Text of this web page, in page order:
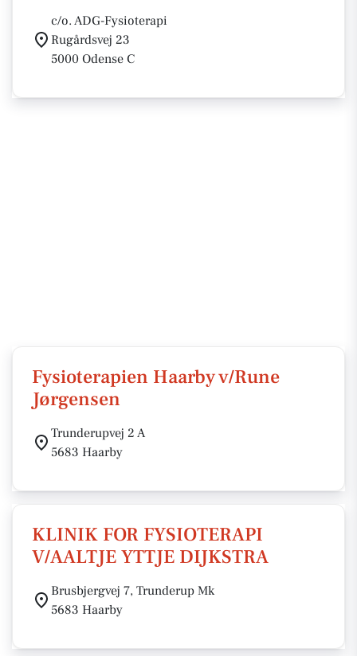
c/o. ADG-Fysioterapi
Rugårdsvej 23
5000 Odense C
Fysioterapien Haarby v/Rune
Jørgensen
Trunderupvej 2 A
5683 Haarby
KLINIK FOR FYSIOTERAPI
V/AALTJE YTTJE DIJKSTRA
Brusbjergvej 7, Trunderup Mk
5683 Haarby